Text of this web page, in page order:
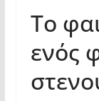
Το
ενός